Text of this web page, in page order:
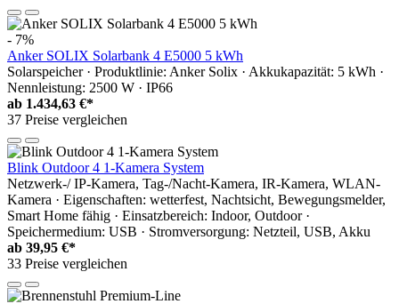
- 7%
Anker SOLIX Solarbank 4 E5000 5 kWh
Solarspeicher · Produktlinie: Anker Solix · Akkukapazität: 5 kWh ·
Nennleistung: 2500 W · IP66
ab 1.434,63 €*
37 Preise vergleichen
Blink Outdoor 4 1-Kamera System
Netzwerk-/ IP-Kamera, Tag-/Nacht-Kamera, IR-Kamera, WLAN-
Kamera · Eigenschaften: wetterfest, Nachtsicht, Bewegungsmelder,
Smart Home fähig · Einsatzbereich: Indoor, Outdoor ·
Speichermedium: USB · Stromversorgung: Netzteil, USB, Akku
ab 39,95 €*
33 Preise vergleichen